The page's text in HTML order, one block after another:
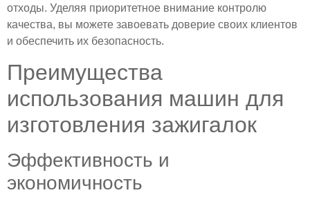
отходы. Уделяя приоритетное внимание контролю
качества, вы можете завоевать доверие своих клиентов
и обеспечить их безопасность.
Преимущества
использования машин для
изготовления зажигалок
Эффективность и
экономичность